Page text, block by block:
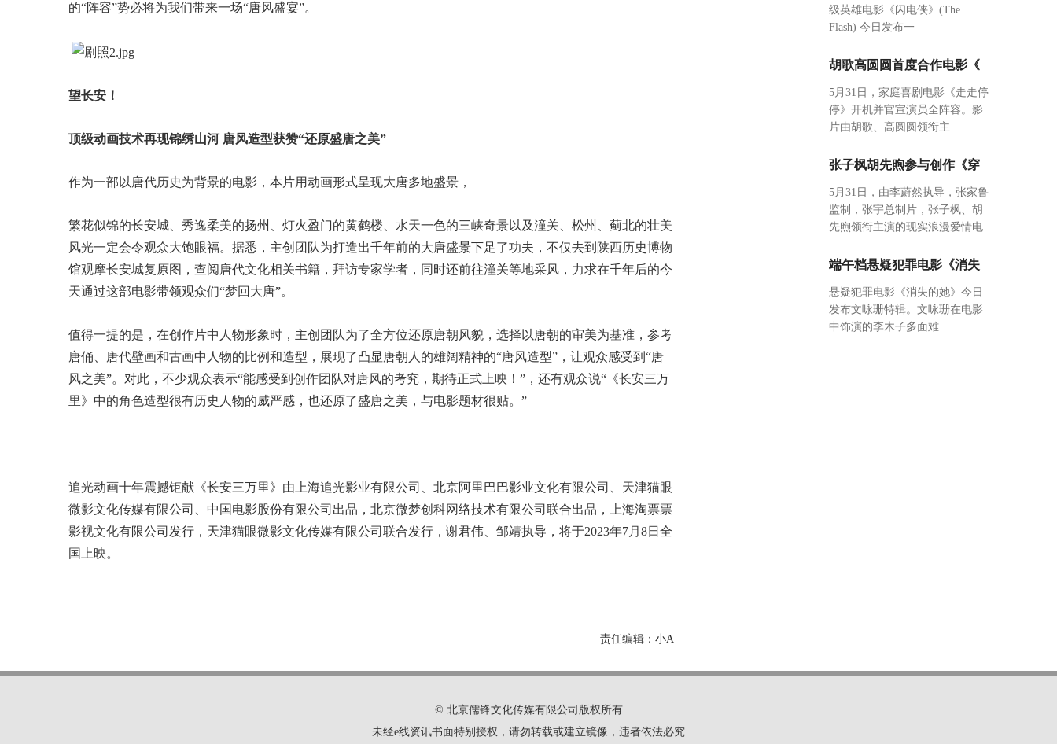
的“阵容”势必将为我们带来一场“唐风盛宴”。
望长安！
顶级动画技术再现锦绣山河 唐风造型获赞“还原盛唐之美”
作为一部以唐代历史为背景的电影，本片用动画形式呈现大唐多地盛景，
繁花似锦的长安城、秀逸柔美的扬州、灯火盈门的黄鹤楼、水天一色的三峡奇景以及潼关、松州、蓟北的壮美
风光一定会令观众大饱眼福。据悉，主创团队为打造出千年前的大唐盛景下足了功夫，不仅去到陕西历史博物
馆观摩长安城复原图，查阅唐代文化相关书籍，拜访专家学者，同时还前往潼关等地采风，力求在千年后的今
天通过这部电影带领观众们“梦回大唐”。
值得一提的是，在创作片中人物形象时，主创团队为了全方位还原唐朝风貌，选择以唐朝的审美为基准，参考
唐俑、唐代壁画和古画中人物的比例和造型，展现了凸显唐朝人的雄阔精神的“唐风造型”，让观众感受到“唐
风之美”。对此，不少观众表示“能感受到创作团队对唐风的考究，期待正式上映！”，还有观众说“《长安三万
里》中的角色造型很有历史人物的威严感，也还原了盛唐之美，与电影题材很贴。”
追光动画十年震撼钜献《长安三万里》由上海追光影业有限公司、北京阿里巴巴影业文化有限公司、天津猫眼
微影文化传媒有限公司、中国电影股份有限公司出品，北京微梦创科网络技术有限公司联合出品，上海淘票票
影视文化有限公司发行，天津猫眼微影文化传媒有限公司联合发行，谢君伟、邹靖执导，将于2023年7月8日全
国上映。
责任编辑： 小A
级英雄电影《闪电侠》(The
Flash) 今日发布一
胡歌高圆圆首度合作电影《
5月31日，家庭喜剧电影《走走停
停》开机并官宣演员全阵容。影
片由胡歌、高圆圆领衔主
张子枫胡先煦参与创作《穿
5月31日，由李蔚然执导，张家鲁
监制，张宇总制片，张子枫、胡
先煦领衔主演的现实浪漫爱情电
端午档悬疑犯罪电影《消失
悬疑犯罪电影《消失的她》今日
发布文咏珊特辑。文咏珊在电影
中饰演的李木子多面难
© 北京儒锋文化传媒有限公司版权所有
未经e线资讯书面特别授权，请勿转载或建立镜像，违者依法必究